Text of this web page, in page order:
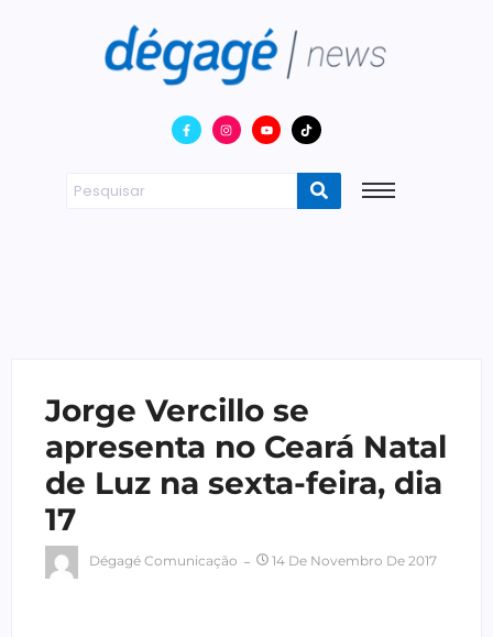
Jorge Vercillo se
apresenta no Ceará Natal
de Luz na sexta-feira, dia
17
Dégagé Comunicação 14 De Novembro De 2017